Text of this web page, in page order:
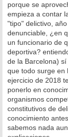
porque se
empieza a contar
"tipo" delictivo,
denunciable, ¿en
un funcionario de
deportiva?
de la Barcelona)
que todo surge en
ejercicio de 2018
ponerlo en
organismos
constitutivos de
conocimiento
sabemos nada